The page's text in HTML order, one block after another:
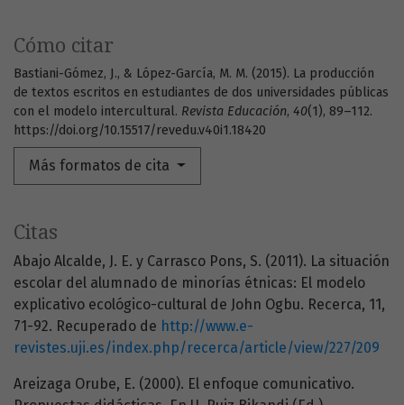
Cómo citar
Bastiani-Gómez, J., & López-García, M. M. (2015). La producción
de textos escritos en estudiantes de dos universidades públicas
con el modelo intercultural. Revista Educación, 40(1), 89–112.
https://doi.org/10.15517/revedu.v40i1.18420
Más formatos de cita
Citas
Abajo Alcalde, J. E. y Carrasco Pons, S. (2011). La situación
escolar del alumnado de minorías étnicas: El modelo
explicativo ecológico-cultural de John Ogbu. Recerca, 11,
71-92. Recuperado de http://www.e-
revistes.uji.es/index.php/recerca/article/view/227/209
Areizaga Orube, E. (2000). El enfoque comunicativo.